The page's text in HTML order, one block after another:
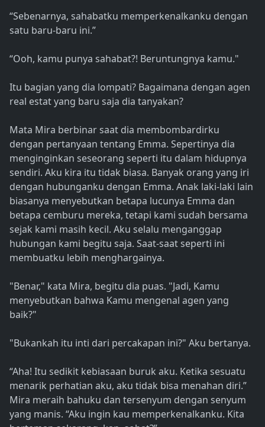
“Sebenarnya, sahabatku memperkenalkanku dengan
satu baru-baru ini.”
“Ooh, kamu punya sahabat?! Beruntungnya kamu."
Itu bagian yang dia lompati? Bagaimana dengan agen
real estat yang baru saja dia tanyakan?
Mata Mira berbinar saat dia membombardirku
dengan pertanyaan tentang Emma. Sepertinya dia
menginginkan seseorang seperti itu dalam hidupnya
sendiri. Aku kira itu tidak biasa. Banyak orang yang iri
dengan hubunganku dengan Emma. Anak laki-laki lain
biasanya menyebutkan betapa lucunya Emma dan
betapa cemburu mereka, tetapi kami sudah bersama
sejak kami masih kecil. Aku selalu menganggap
hubungan kami begitu saja. Saat-saat seperti ini
membuatku lebih menghargainya.
"Benar," kata Mira, begitu dia puas. "Jadi, Kamu
menyebutkan bahwa Kamu mengenal agen yang
baik?"
"Bukankah itu inti dari percakapan ini?" Aku bertanya.
“Aha! Itu sedikit kebiasaan buruk aku. Ketika sesuatu
menarik perhatian aku, aku tidak bisa menahan diri.”
Mira meraih bahuku dan tersenyum dengan senyum
yang manis. “Aku ingin kau memperkenalkanku. Kita